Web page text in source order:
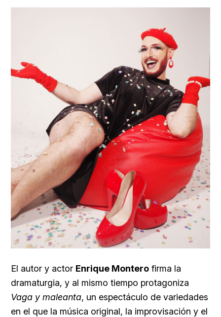
El autor y actor Enrique Montero firma la
dramaturgia, y al mismo tiempo protagoniza
Vaga y maleanta, un espectáculo de variedades
en el que la música original, la improvisación y el